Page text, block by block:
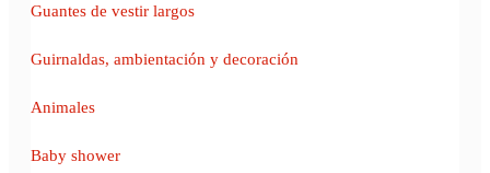
Guantes de vestir largos
Guirnaldas, ambientación y decoración
Animales
Baby shower